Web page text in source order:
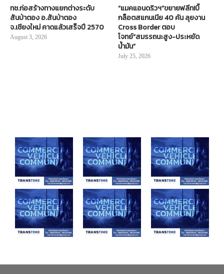
ทช.ก่อสร้างทางแยกต่างระดับ
สันป่าตอง อ.สันป่าตอง
จ.เชียงใหม่ คาดแล้วเสร็จปี 2570
August 3, 2026
“แมคแอนดริวฯ”ขยายฟลีท!บิ๊
กล็อตสแกนเนีย 40 คัน ลุยงาน
Cross Border ตอบ
โจทย์“สมรรถนะสูง-ประหยัด
น้ำมัน”
July 25, 2026